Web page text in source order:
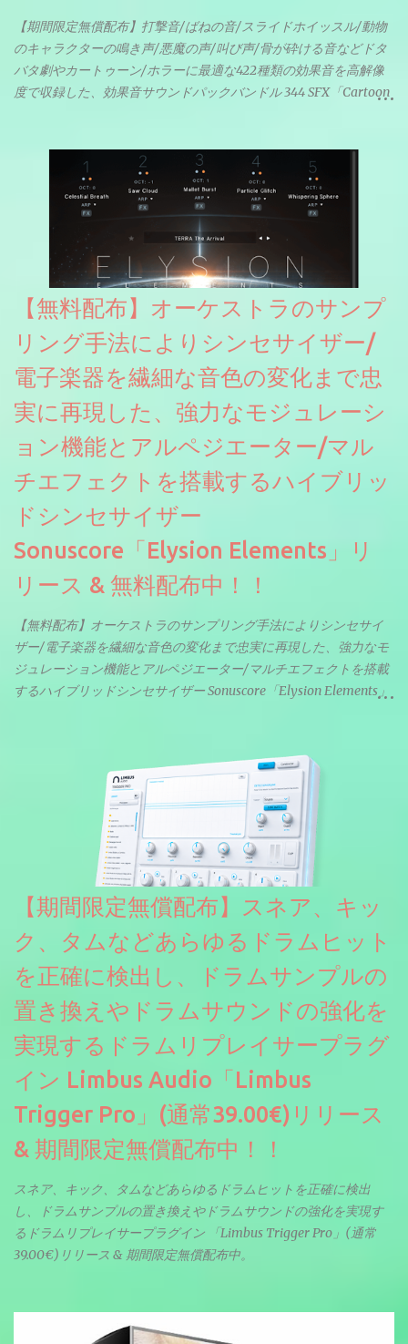
【期間限定無償配布】打撃音/ばねの音/スライドホイッスル/動物
のキャラクターの鳴き声/悪魔の声/叫び声/骨が砕ける音などドタ
バタ劇やカートゥーン/ホラーに最適な422種類の効果音を高解像
度で収録した、効果音サウンドパックバンドル 344 SFX「Cartoon
【無料配布】オーケストラのサンプ
リング手法によりシンセサイザー/
電子楽器を繊細な音色の変化まで忠
実に再現した、強力なモジュレーシ
ョン機能とアルペジエーター/マル
チエフェクトを搭載するハイブリッ
ドシンセサイザー
Sonuscore「Elysion Elements」リ
リース & 無料配布中！！
【無料配布】オーケストラのサンプリング手法によりシンセサイ
ザー/電子楽器を繊細な音色の変化まで忠実に再現した、強力なモ
ジュレーション機能とアルペジエーター/マルチエフェクトを搭載
するハイブリッドシンセサイザー Sonuscore「Elysion Elements」
えるようになっています。総容量も7GBを超えます。複数の設定に
より音色が作りこまれているため、あらかじめアルペジオがプロ
グラムされているプリセットも多いですが、アルペジオを切るこ
とももちろんできます。 ほとんどのシンセライブラリは、音を一
度サンプリングしてベロシティで音量を調整します。 しかし、
ELYSIONは違います。ビンテージシンセを含む様々な音源から、
複数のベロシティレイヤーにわたって録音し、各レイヤーを整形
することで、弱く演奏した場合と強く演奏した場合で、全く異な
る音色が得られます。単に音量を変えただけの同じ音ではありま
せん。
【期間限定無償配布】スネア、キッ
ク、タムなどあらゆるドラムヒット
を正確に検出し、ドラムサンプルの
置き換えやドラムサウンドの強化を
実現するドラムリプレイサープラグ
イン Limbus Audio「Limbus
Trigger Pro」(通常39.00€)リリース
& 期間限定無償配布中！！
スネア、キック、タムなどあらゆるドラムヒットを正確に検出
し、ドラムサンプルの置き換えやドラムサウンドの強化を実現す
るドラムリプレイサープラグイン 「Limbus Trigger Pro」(通常
39.00€)リリース & 期間限定無償配布中。